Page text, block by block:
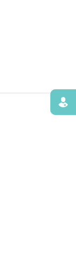
寻找